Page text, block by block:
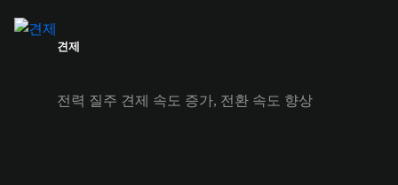
견제
전력 질주 견제 속도 증가, 전환 속도 향상